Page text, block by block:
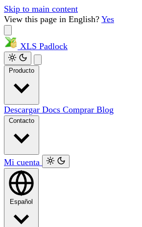
Skip to main content
View this page in English? Yes
XLS Padlock
Descargar Docs Comprar Blog
Mi cuenta
Español